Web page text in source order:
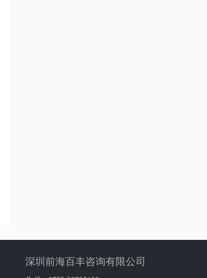
深圳前海百丰咨询有限公司